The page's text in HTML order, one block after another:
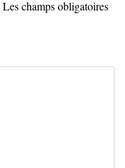
Les champs obligatoires